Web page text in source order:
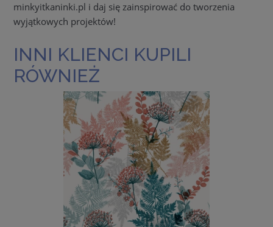
minkyitkaninki.pl i daj się zainspirować do tworzenia
wyjątkowych projektów!
INNI KLIENCI KUPILI
RÓWNIEŻ